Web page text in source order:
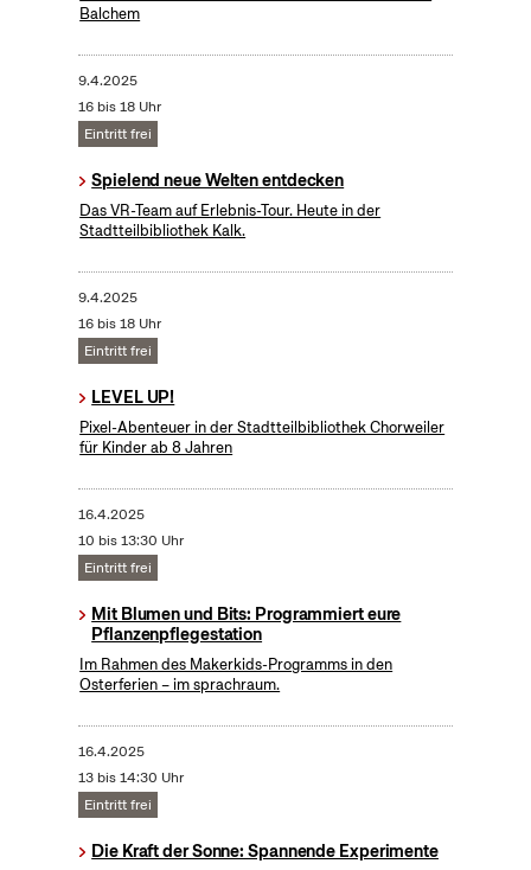
Balchem
9.4.2025
16 bis 18 Uhr
Eintritt frei
Spielend neue Welten entdecken
Das VR-Team auf Erlebnis-Tour. Heute in der
Stadtteilbibliothek Kalk.
9.4.2025
16 bis 18 Uhr
Eintritt frei
LEVEL UP!
Pixel-Abenteuer in der Stadtteilbibliothek Chorweiler
für Kinder ab 8 Jahren
16.4.2025
10 bis 13:30 Uhr
Eintritt frei
Mit Blumen und Bits: Programmiert eure
Pflanzenpflegestation
Im Rahmen des Makerkids-Programms in den
Osterferien – im sprachraum.
16.4.2025
13 bis 14:30 Uhr
Eintritt frei
Die Kraft der Sonne: Spannende Experimente